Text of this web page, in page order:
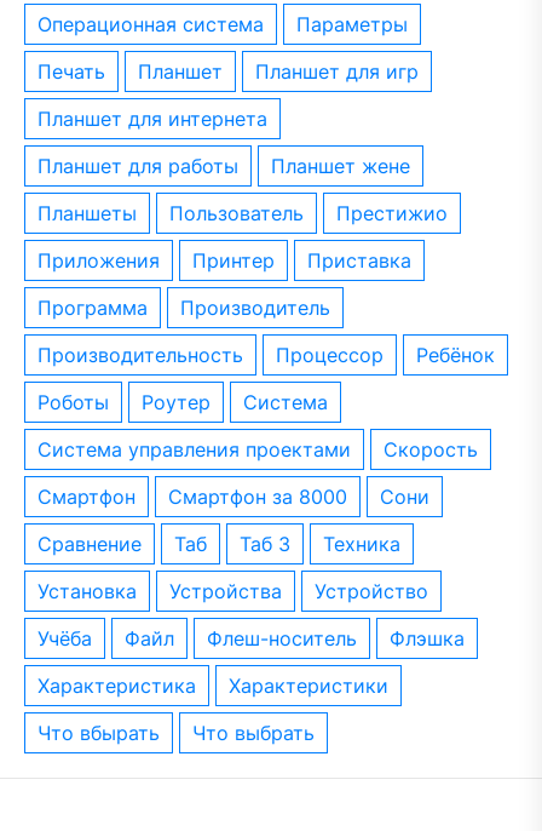
операционная система
параметры
печать
планшет
планшет для игр
планшет для интернета
планшет для работы
планшет жене
планшеты
пользователь
престижио
приложения
принтер
приставка
программа
производитель
производительность
процессор
ребёнок
роботы
роутер
система
система управления проектами
скорость
смартфон
смартфон за 8000
сони
сравнение
таб таб 3
техника
установка
устройства
устройство
учёба
файл флеш-носитель
флэшка
характеристика
характеристики
что вбырать
что выбрать